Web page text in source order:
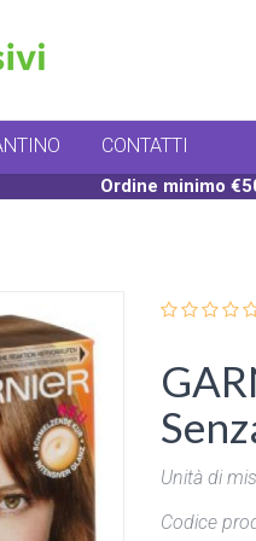
CONTATTI
Ordine minimo
Unità di
Codice